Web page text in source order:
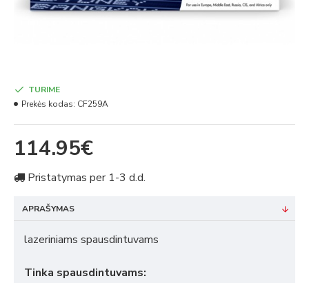
114.95€
TURIME
Prekės kodas: CF259A
Pristatymas per 1-3 d.d.
APRAŠYMAS
lazeriniams spausdintuvams
Tinka spausdintuvams: